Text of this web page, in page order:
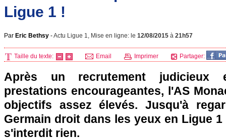
Ligue 1 !
Par Eric Bethsy -Actu Ligue 1, Mise en ligne: le 12/08/2015 à 21h57
Taille du texte: Email Imprimer Partager:
Après un recrutement judicieux
prestations encourageantes, l'AS
objectifs assez élevés. Jusqu'à
Germain droit dans les yeux en Ligue
s'interdit rien.